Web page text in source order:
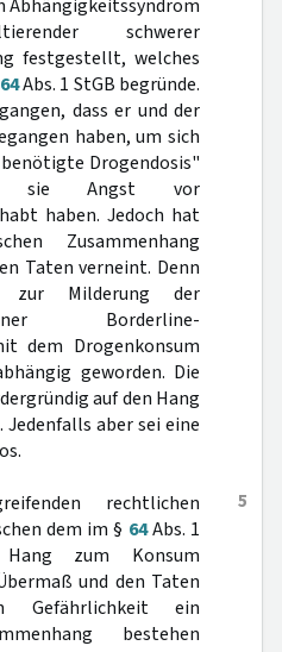
Abhängigkeitssyndrom
schwerer
festgestellt, welches
64Abs. 1 StGB begründe.
dass er und der
haben, um sich
Drogendosis"
sie Angst vor
haben. Jedoch hat
Zusammenhang
Taten verneint. Denn
zur Milderung der
Borderline-
dem Drogenkonsum
geworden. Die
auf den Hang
Jedenfalls aber sei eine
5
rechtlichen
dem im § 64Abs. 1
Hang zum Konsum
und den Taten
Gefährlichkeit ein
bestehen